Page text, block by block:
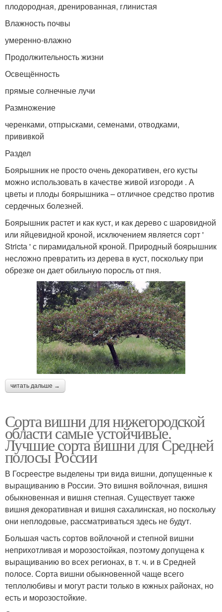
плодородная, дренированная, глинистая
Влажность почвы
умеренно-влажно
Продолжительность жизни
Освещённость
прямые солнечные лучи
Размножение
черенками, отпрысками, семенами, отводками,
прививкой
Раздел
Боярышник не просто очень декоративен, его кусты
можно использовать в качестве живой изгороди . А
цветы и плоды боярышника – отличное средство против
сердечных болезней.
Боярышник растет и как куст, и как дерево с шаровидной
или яйцевидной кроной, исключением является сорт '
Strictа ' с пирамидальной кроной. Природный боярышник
несложно превратить из дерева в куст, поскольку при
обрезке он дает обильную поросль от пня.
читать дальше →
Сорта вишни для нижегородской
области самые устойчивые.
Лучшие сорта вишни для Средней
полосы России
В Госреестре выделены три вида вишни, допущенные к
выращиванию в России. Это вишня войлочная, вишня
обыкновенная и вишня степная. Существует также
вишня декоративная и вишня сахалинская, но поскольку
они неплодовые, рассматриваться здесь не будут.
Большая часть сортов войлочной и степной вишни
неприхотливая и морозостойкая, поэтому допущена к
выращиванию во всех регионах, в т. ч. и в Средней
полосе. Сорта вишни обыкновенной чаще всего
теплолюбивы и могут расти только в южных районах, но
есть и морозостойкие.